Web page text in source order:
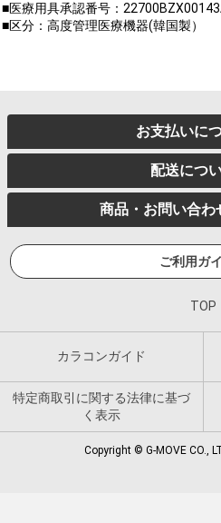
■医療用具承認番号：
■区分：高度管理医療機器(韓国製）
お支払いに
配送につ
商品・お問い合わ
ご利用ガ
TOP
カラコンガイド
特定商取引に関する法律に基づ
く表示
Copyright © G-MOVE CO.,